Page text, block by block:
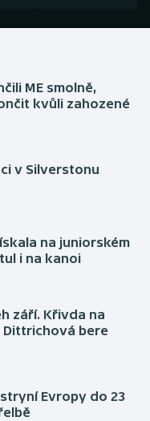
ME smolně,
kvůli zahozené
v Silverstonu
na juniorském
i na kanoi
září. Křivda na
bere
Evropy do 23